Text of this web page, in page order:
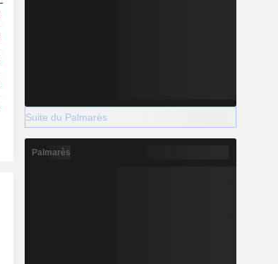
Suite du Palmarès
Palmarès